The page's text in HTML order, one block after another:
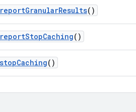
reportGranularResults()
reportStopCaching()
stopCaching()